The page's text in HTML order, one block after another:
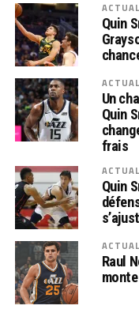
Quin
Un
Quin
frais
Quin
Raul